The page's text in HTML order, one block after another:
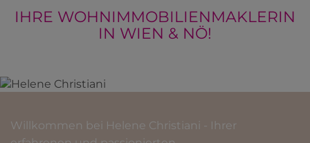
IHRE WOHNIMMOBILIENMAKLERIN
IN WIEN & NÖ!
Willkommen bei Helene Christiani - Ihrer